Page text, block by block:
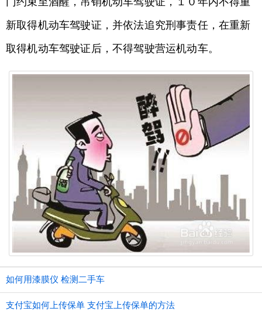
新取得机动车驾驶证，并依法追究刑事责任，在重新
取得机动车驾驶证后，不得驾驶营运机动车。
如何用漆膜仪 检测二手车
支付宝如何上传保单 支付宝上传保单的方法